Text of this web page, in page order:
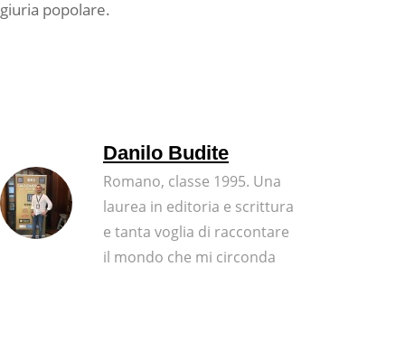
giuria popolare.
Danilo Budite
Romano, classe 1995. Una
laurea in editoria e scrittura
e tanta voglia di raccontare
il mondo che mi circonda